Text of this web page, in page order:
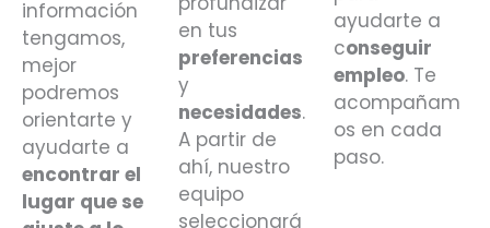
información
tengamos,
mejor
podremos
orientarte y
ayudarte a
encontrar el
lugar que se
en tus
preferencias
y
necesidades.
A partir de
ahí, nuestro
equipo
seleccionará
ayudarte a
conseguir
empleo. Te
acompañam
os en cada
paso.